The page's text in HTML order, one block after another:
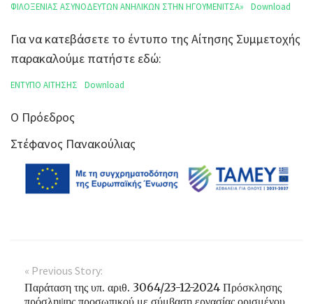
ΦΙΛΟΞΕΝΙΑΣ ΑΣΥΝΟΔΕΥΤΩΝ ΑΝΗΛΙΚΩΝ ΣΤΗΝ ΗΓΟΥΜΕΝΙΤΣΑ»
Download
Για να κατεβάσετε το έντυπο της Αίτησης Συμμετοχής
παρακαλούμε πατήστε εδώ:
ΕΝΤΥΠΟ ΑΙΤΗΣΗΣ Download
Ο Πρόεδρος
Στέφανος Πανακούλιας
« Previous Story:
Παράταση της υπ. αριθ. 3064/23-12-2024 Πρόσκλησης
πρόσληψης προσωπικού με σύμβαση εργασίας ορισμένου